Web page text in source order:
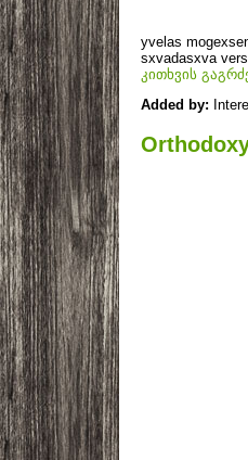
yvelas
sxvadasxva
კითხვის
Added by: